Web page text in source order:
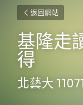
返回網站
基隆走
得
北藝大